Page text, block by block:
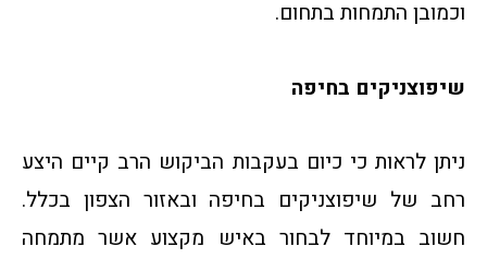
וכמובן התמחות בתחום.
שיפוצניקים בחיפה
ניתן לראות כי כיום בעקבות הביקוש הרב קיים היצע
רחב של שיפוצניקים בחיפה ובאזור הצפון בכלל.
חשוב במיוחד לבחור באיש מקצוע אשר מתמחה